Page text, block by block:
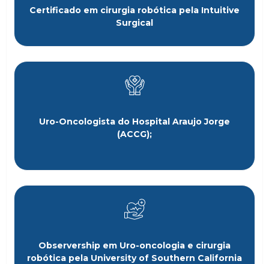
Certificado em cirurgia robótica pela Intuitive
Surgical
Uro-Oncologista do Hospital Araujo Jorge
(ACCG);
Observership em Uro-oncologia e cirurgia
robótica pela University of Southern California